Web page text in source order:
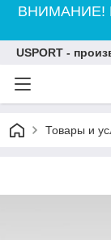
ВНИМАНИЕ!
USPORT -
Товары и